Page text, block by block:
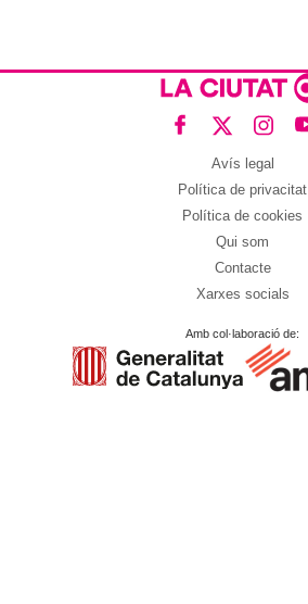
Avís legal
Política de privacitat
Política de cookies
Qui som
Contacte
Xarxes socials
Amb col·laboració de: